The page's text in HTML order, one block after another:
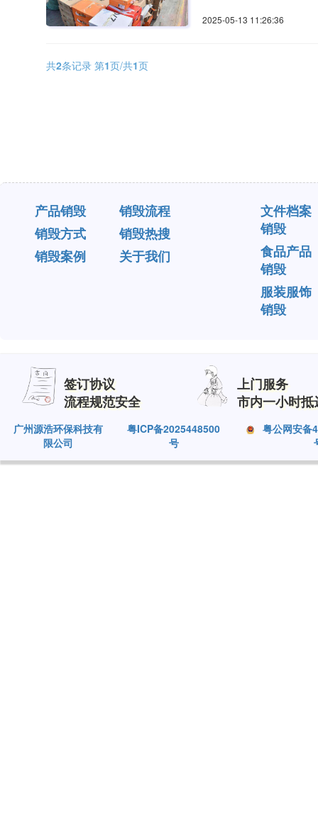
2025-05-13 11:26:36
共2条记录 第1页/共1页
产品销毁
销毁流程
销毁方式
销毁热搜
销毁案例
关于我们
文件档案
销毁
食品产品
销毁
服装服饰
销毁
签订协议
流程规范安全
上门服务
市内一小时抵
广州源浩环保科技有
限公司
粤ICP备2025448500
号
粤公网安备